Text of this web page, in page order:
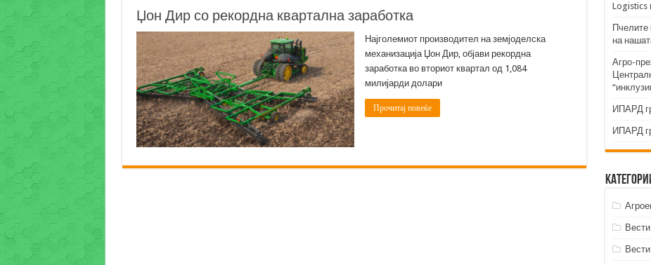
Џон Дир со рекордна квартална заработка
Најголемиот производител на земјоделска
механизација Џон Дир, објави рекордна
заработка во вториот квартал од 1,084
милијарди долари
Прочитај повеќе
Logistics
Пчелите
на
Агро-
ИПАРД
ИПАРД
Вести